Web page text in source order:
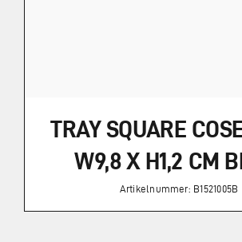
TRAY SQUARE
W9,8 X H1,2 CM
Artikelnummer: B1521005B